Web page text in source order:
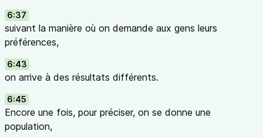
6:37
suivant la manière où on demande aux gens leurs
préférences,
6:43
on arrive à des résultats différents.
6:45
Encore une fois, pour préciser, on se donne une
population,